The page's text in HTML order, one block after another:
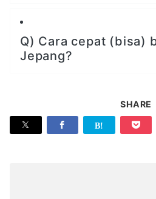
Q) Cara cepat (bisa)
Jepang?
SHARE